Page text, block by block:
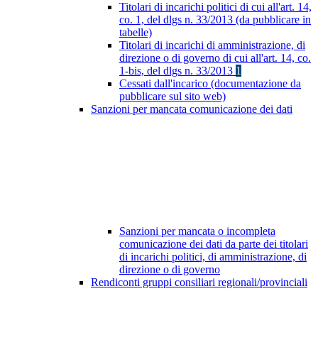
Titolari di incarichi politici di cui all'art. 14,
co. 1, del dlgs n. 33/2013 (da pubblicare in
tabelle)
Titolari di incarichi di amministrazione, di
direzione o di governo di cui all'art. 14, co.
1-bis, del dlgs n. 33/2013 1
Cessati dall'incarico (documentazione da
pubblicare sul sito web)
Sanzioni per mancata comunicazione dei dati
Sanzioni per mancata o incompleta
comunicazione dei dati da parte dei titolari
di incarichi politici, di amministrazione, di
direzione o di governo
Rendiconti gruppi consiliari regionali/provinciali